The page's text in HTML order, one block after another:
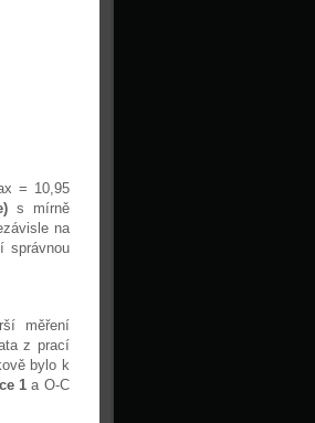
= 10,95
s mírně
na
správnou
měření
z prací
bylo k
1a O-C